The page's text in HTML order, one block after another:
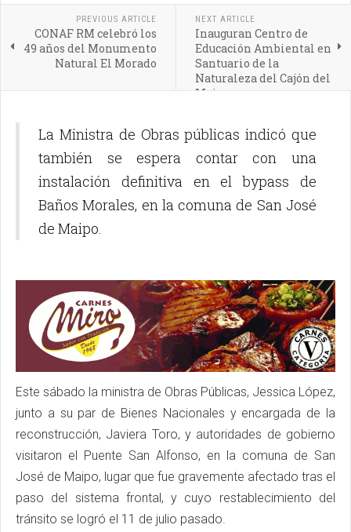
PREVIOUS ARTICLE
CONAF RM celebró los
49 años del Monumento
Natural El Morado
NEXT ARTICLE
Inauguran Centro de
Educación Ambiental en
Santuario de la
Naturaleza del Cajón del
Maipo
La Ministra de Obras públicas indicó que
también se espera contar con una
instalación definitiva en el bypass de
Baños Morales, en la comuna de San José
de Maipo.
Este sábado la ministra de Obras Públicas, Jessica López,
junto a su par de Bienes Nacionales y encargada de la
reconstrucción, Javiera Toro, y autoridades de gobierno
visitaron el Puente San Alfonso, en la comuna de San
José de Maipo, lugar que fue gravemente afectado tras el
paso del sistema frontal, y cuyo restablecimiento del
tránsito se logró el 11 de julio pasado.